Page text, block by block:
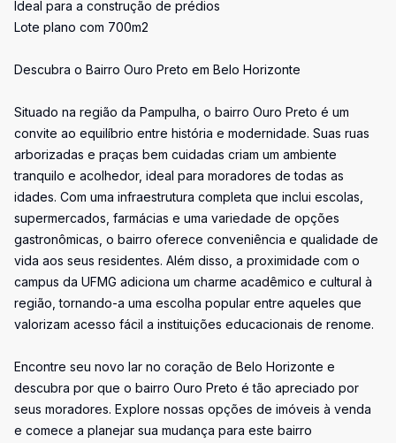
Ideal para a construção de prédios
Lote plano com 700m2
Descubra o Bairro Ouro Preto em Belo Horizonte
Situado na região da Pampulha, o bairro Ouro Preto é um
convite ao equilíbrio entre história e modernidade. Suas ruas
arborizadas e praças bem cuidadas criam um ambiente
tranquilo e acolhedor, ideal para moradores de todas as
idades. Com uma infraestrutura completa que inclui escolas,
supermercados, farmácias e uma variedade de opções
gastronômicas, o bairro oferece conveniência e qualidade de
vida aos seus residentes. Além disso, a proximidade com o
campus da UFMG adiciona um charme acadêmico e cultural à
região, tornando-a uma escolha popular entre aqueles que
valorizam acesso fácil a instituições educacionais de renome.
Encontre seu novo lar no coração de Belo Horizonte e
descubra por que o bairro Ouro Preto é tão apreciado por
seus moradores. Explore nossas opções de imóveis à venda
e comece a planejar sua mudança para este bairro